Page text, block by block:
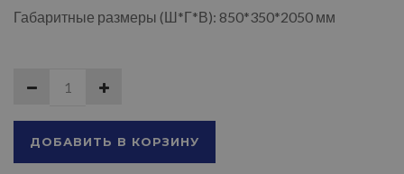
Габаритные размеры (Ш*Г*В): 850*350*2050 мм
ДОБАВИТЬ В КОРЗИНУ